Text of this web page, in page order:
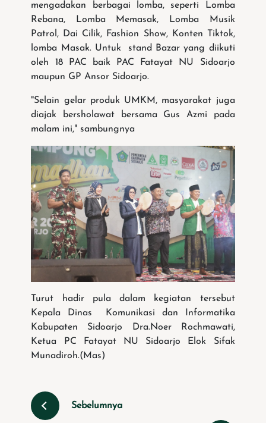
mengadakan berbagai lomba, seperti Lomba
Rebana, Lomba Memasak, Lomba Musik
Patrol, Dai Cilik, Fashion Show, Konten Tiktok,
lomba Masak. Untuk stand Bazar yang diikuti
oleh 18 PAC baik PAC Fatayat NU Sidoarjo
maupun GP Ansor Sidoarjo.
"Selain gelar produk UMKM, masyarakat juga
diajak bersholawat bersama Gus Azmi pada
malam ini," sambungnya
Turut hadir pula dalam kegiatan tersebut
Kepala Dinas Komunikasi dan Informatika
Kabupaten Sidoarjo Dra.Noer Rochmawati,
Ketua PC Fatayat NU Sidoarjo Elok Sifak
Munadiroh.(Mas)
Sebelumnya